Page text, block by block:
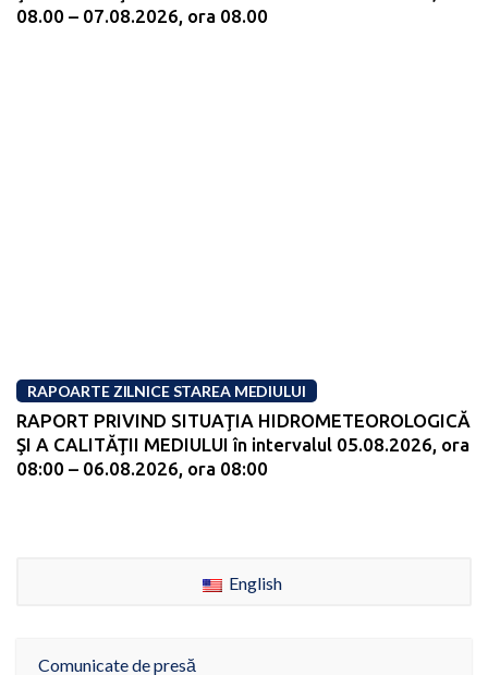
08.00 – 07.08.2026, ora 08.00
RAPOARTE ZILNICE STAREA MEDIULUI
RAPORT PRIVIND SITUAŢIA HIDROMETEOROLOGICĂ
ŞI A CALITĂŢII MEDIULUI în intervalul 05.08.2026, ora
08:00 – 06.08.2026, ora 08:00
English
Comunicate de presă